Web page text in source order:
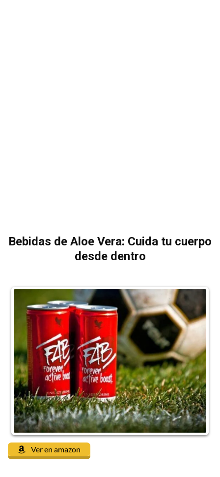
Bebidas de Aloe Vera: Cuida tu cuerpo
desde dentro
Ver en amazon